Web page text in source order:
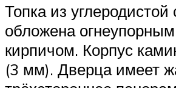
Топка из
обложена
кирпичом. Корпус
(3 мм). Дверца имеет